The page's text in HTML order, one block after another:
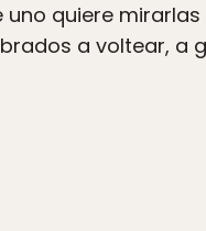
uno quiere mirarlas
a voltear, a